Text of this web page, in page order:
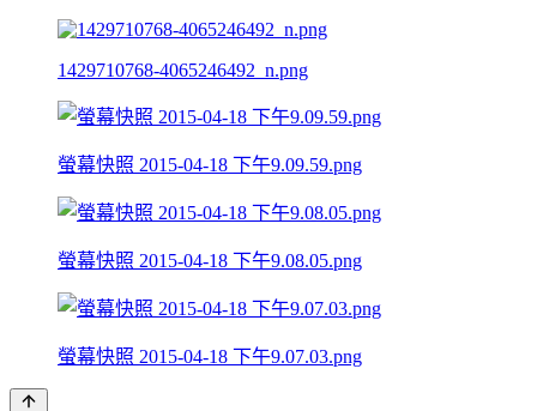
1429710768-4065246492_n.png
螢幕快照 2015-04-18 下午9.09.59.png
螢幕快照 2015-04-18 下午9.08.05.png
螢幕快照 2015-04-18 下午9.07.03.png